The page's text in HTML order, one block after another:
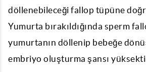
döllenebileceği fallop tüpüne
Yumurta bırakıldığında sperm
yumurtanın döllenip bebeğe
embriyo oluşturma şansı